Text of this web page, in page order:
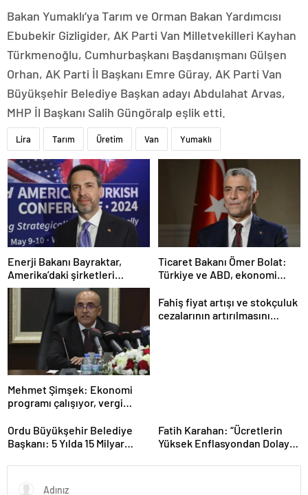
Bakan Yumaklı’ya Tarım ve Orman Bakan Yardımcısı
Ebubekir Gizligider, AK Parti Van Milletvekilleri Kayhan
Türkmenoğlu, Cumhurbaşkanı Başdanışmanı Gülşen
Orhan, AK Parti İl Başkanı Emre Güray, AK Parti Van
Büyükşehir Belediye Başkan adayı Abdulahat Arvas,
MHP İl Başkanı Salih Güngöralp eşlik etti.
Lira Tarım Üretim Van Yumaklı
Enerji Bakanı Bayraktar,
Amerika’daki şirketleri
Türkiye’de yatırım yapmaya
çağırdı
Ticaret Bakanı Ömer Bolat:
Türkiye ve ABD, ekonomi
konusunda kararlı
Mehmet Şimşek: Ekonomi
programı çalışıyor, vergi
Fahiş fiyat artışı ve stokçuluk
cezalarının artırılmasını
Ordu Büyükşehir Belediye
Başkanı: 5 Yılda 15 Milyar
Fatih Karahan: “Ücretlerin
Yüksek Enflasyondan Dolayı
Enflasyonu Düşürürsek Kalıcı